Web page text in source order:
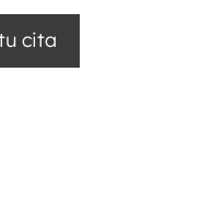
cita